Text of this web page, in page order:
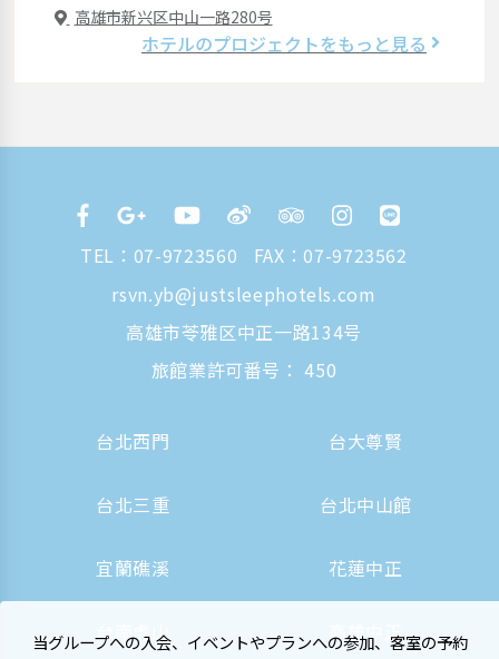
高雄市新兴区中山一路280号
ホテルのプロジェクトをもっと見る
TEL： 07-9723560
FAX：07-9723562
rsvn.yb@justsleephotels.com
高雄市苓雅区中正一路134号
旅館業許可番号： 450
台北西門 台大尊賢
台北三重 台北中山館
宜蘭礁溪 花蓮中正
台南虎山 高雄中正
当グループへの入会、イベントやプランへの参加、客室の予約